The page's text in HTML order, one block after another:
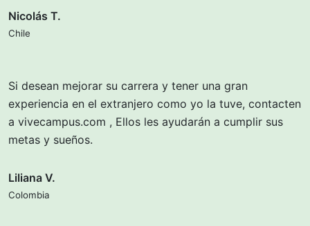
Nicolás T.
Chile
Si desean mejorar su carrera y tener una gran
experiencia en el extranjero como yo la tuve, contacten
a vivecampus.com , Ellos les ayudarán a cumplir sus
metas y sueños.
Liliana V.
Colombia